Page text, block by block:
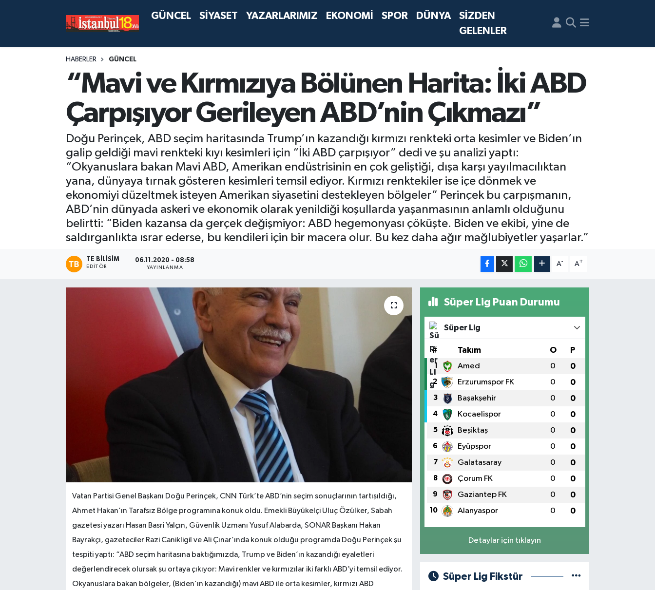
GÜNCEL SİYASET YAZARLARIMIZ EKONOMİ SPOR DÜNYA
SİZDEN
GELENLER
HABERLER GÜNCEL
“Mavi ve Kırmızıya Bölünen Harita: İki ABD
Çarpışıyor Gerileyen ABD’nin Çıkmazı”
Doğu Perinçek, ABD seçim haritasında Trump’ın kazandığı kırmızı renkteki orta kesimler ve Biden’ın
galip geldiği mavi renkteki kıyı kesimleri için “İki ABD çarpışıyor” dedi ve şu analizi yaptı:
“Okyanuslara bakan Mavi ABD, Amerikan endüstrisinin en çok geliştiği, dışa karşı yayılmacılıktan
yana, dünyaya tırnak gösteren kesimleri temsil ediyor. Kırmızı renktekiler ise içe dönmek ve
ekonomiyi düzeltmek isteyen Amerikan siyasetini destekleyen bölgeler” Perinçek bu çarpışmanın,
ABD’nin dünyada askeri ve ekonomik olarak yenildiği koşullarda yaşanmasının anlamlı olduğunu
belirtti: “Biden kazansa da gerçek değişmiyor: ABD hegemonyası çöküşte. Biden ve ekibi, yine de
saldırganlıkta ısrar ederse, bu kendileri için bir macera olur. Bu kez daha ağır mağlubiyetler yaşarlar.”
TE BILISIM
EDITÖR
06.11.2020 - 08:58
YAYINLANMA
A- A+
Vatan Partisi Genel Başkanı Doğu Perinçek, CNN Türk’te ABD’nin seçim sonuçlarının tartışıldığı,
Ahmet Hakan’ın Tarafsız Bölge programına konuk oldu. Emekli Büyükelçi Uluç Özülker, Sabah
gazetesi yazarı Hasan Basri Yalçın, Güvenlik Uzmanı Yusuf Alabarda, SONAR Başkanı Hakan
Bayrakçı, gazeteciler Razi Canikligil ve Ali Çınar’ında konuk olduğu programda Doğu Perinçek şu
tespiti yaptı: “ABD seçim haritasına baktığımızda, Trump ve Biden’ın kazandığı eyaletleri
değerlendirecek olursak şu ortaya çıkıyor: Mavi renkler ve kırmızılar iki farklı ABD’yi temsil ediyor.
Okyanuslara bakan bölgeler, (Biden’ın kazandığı) mavi ABD ile orta kesimler, kırmızı ABD
Süper Lig Puan Durumu
Süper Lig
# Takım O P
1 Amed 0 0
2 Erzurumspor FK 0 0
3 Başakşehir 0 0
4 Kocaelispor 0 0
5 Beşiktaş 0 0
6 Eyüpspor 0 0
7 Galatasaray 0 0
8 Çorum FK 0 0
9 Gaziantep FK 0 0
10 Alanyaspor 0 0
Detaylar için tıklayın
Süper Lig Fikstür